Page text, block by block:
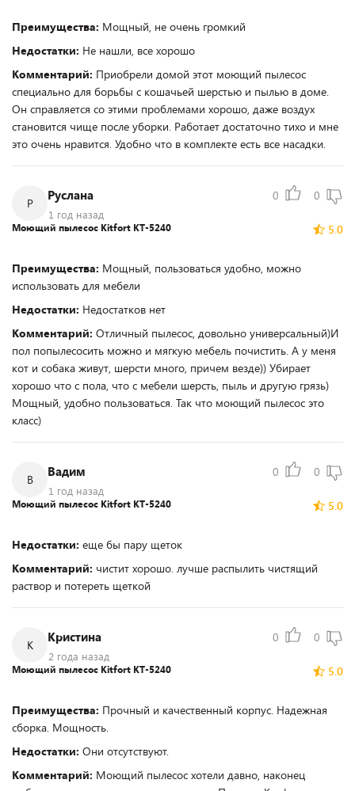
Преимущества: Мощный, не очень громкий
Недостатки: Не нашли, все хорошо
Комментарий: Приобрели домой этот моющий пылесос
специально для борьбы с кошачьей шерстью и пылью в доме.
Он справляется со этими проблемами хорошо, даже воздух
становится чище после уборки. Работает достаточно тихо и мне
это очень нравится. Удобно что в комплекте есть все насадки.
Р
Руслана
1 год назад
0 0
5.0
Моющий пылесос Kitfort КТ-5240
Преимущества: Мощный, пользоваться удобно, можно
использовать для мебели
Недостатки: Недостатков нет
Комментарий: Отличный пылесос, довольно универсальный)И
пол попылесосить можно и мягкую мебель почистить. А у меня
кот и собака живут, шерсти много, причем везде)) Убирает
хорошо что с пола, что с мебели шерсть, пыль и другую грязь)
Мощный, удобно пользоваться. Так что моющий пылесос это
класс)
В
Вадим
1 год назад
0 0
5.0
Моющий пылесос Kitfort КТ-5240
Недостатки: еще бы пару щеток
Комментарий: чистит хорошо. лучше распылить чистящий
раствор и потереть щеткой
К
Кристина
2 года назад
0 0
5.0
Моющий пылесос Kitfort КТ-5240
Преимущества: Прочный и качественный корпус. Надежная
сборка. Мощность.
Недостатки: Они отсутствуют.
Комментарий: Моющий пылесос хотели давно, наконец